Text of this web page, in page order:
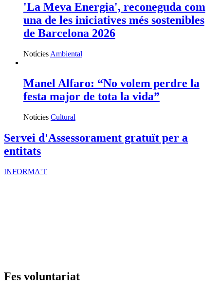
'La Meva Energia', reconeguda com
una de les iniciatives més sostenibles
de Barcelona 2026
Notícies Ambiental
Manel Alfaro: “No volem perdre la
festa major de tota la vida”
Notícies Cultural
Servei d'Assessorament gratuït per a
entitats
INFORMA'T
Fes voluntariat